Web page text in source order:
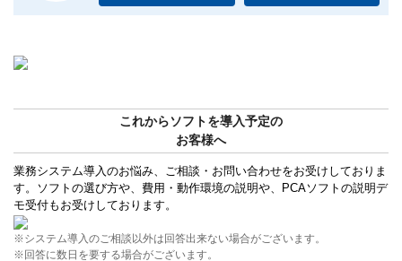
これからソフトを導入予定の
お客様へ
業務システム導入のお悩み、ご相談・お問い合わせをお受けしておりま
す。ソフトの選び方や、費用・動作環境の説明や、PCAソフトの説明デ
モ受付もお受けしております。
※システム導入のご相談以外は回答出来ない場合がございます。
※回答に数日を要する場合がございます。